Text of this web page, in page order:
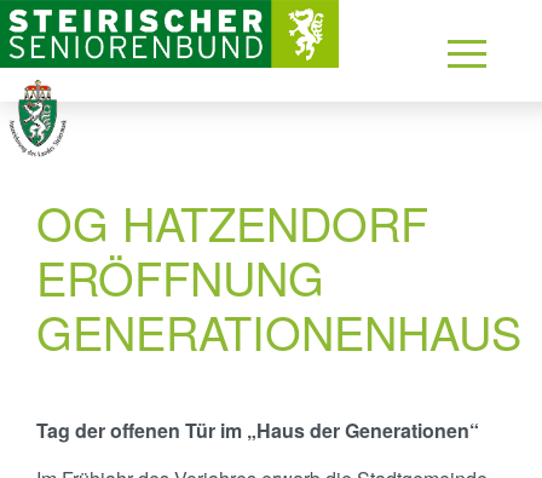
OG HATZENDORF
ERÖFFNUNG
GENERATIONENHAUS
Tag der offenen Tür im „Haus der Generationen“